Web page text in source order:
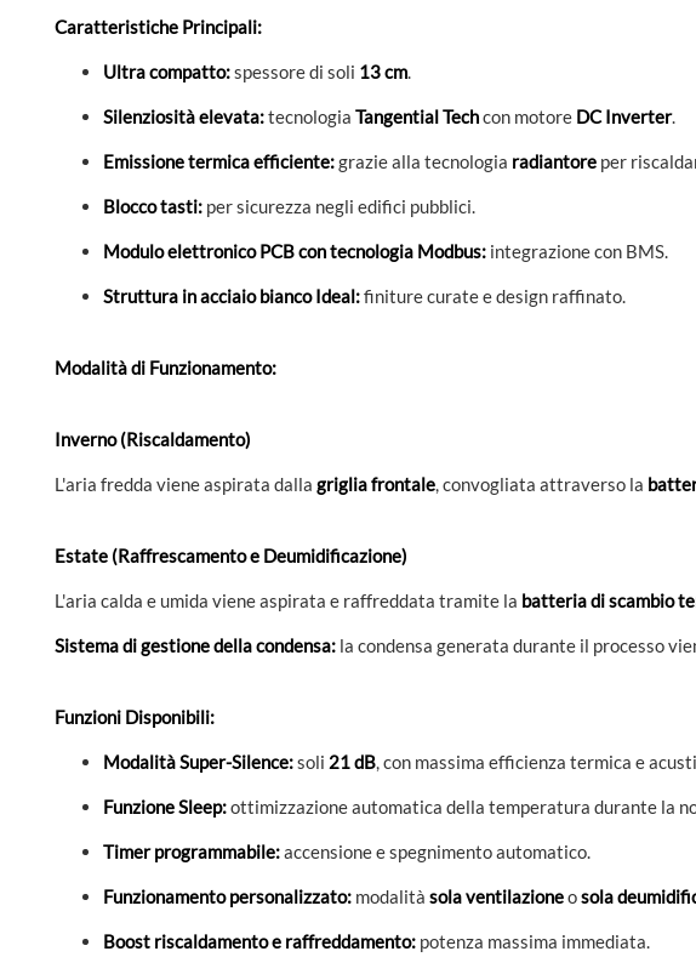
Caratteristiche Principali:
Ultra compatto:spessore di soli 13 cm.
Silenziosità elevata:tecnologia Tangential Techcon motore DC Inverter.
Emissione termica efficiente:grazie alla tecnologia radiantore per
Blocco tasti: per sicurezza negli edifici pubblici.
Modulo elettronico PCB con tecnologia Modbus: integrazione con BMS.
Struttura in acciaio bianco Ideal:finiture curate e design raffinato.
Modalità di Funzionamento:
Inverno (Riscaldamento)
L'aria fredda viene aspirata dalla griglia frontale, convogliata attraverso la
Estate (Raffrescamento e Deumidificazione)
L'aria calda e umida viene aspirata e raffreddata tramite la batteria di scambio
Sistema di gestione della condensa: la condensa generata durante il processo
Funzioni Disponibili:
Modalità Super-Silence:soli 21 dB, con massima efficienza termica e
Funzione Sleep:ottimizzazione automatica della temperatura durante la
Timer programmabile:accensione e spegnimento automatico.
Funzionamento personalizzato: modalità sola ventilazioneosola
Boost riscaldamento e raffreddamento: potenza massima immediata.